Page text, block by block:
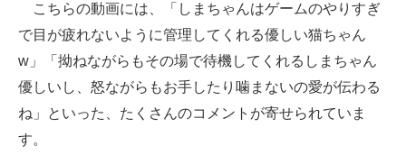
こちらの動画には、「しまちゃんはゲームのやりすぎ
で目が疲れないように管理してくれる優しい猫ちゃん
w」「拗ねながらもその場で待機してくれるしまちゃん
優しいし、怒ながらもお手したり噛まないの愛が伝わる
ね」といった、たくさんのコメントが寄せられていま
す。